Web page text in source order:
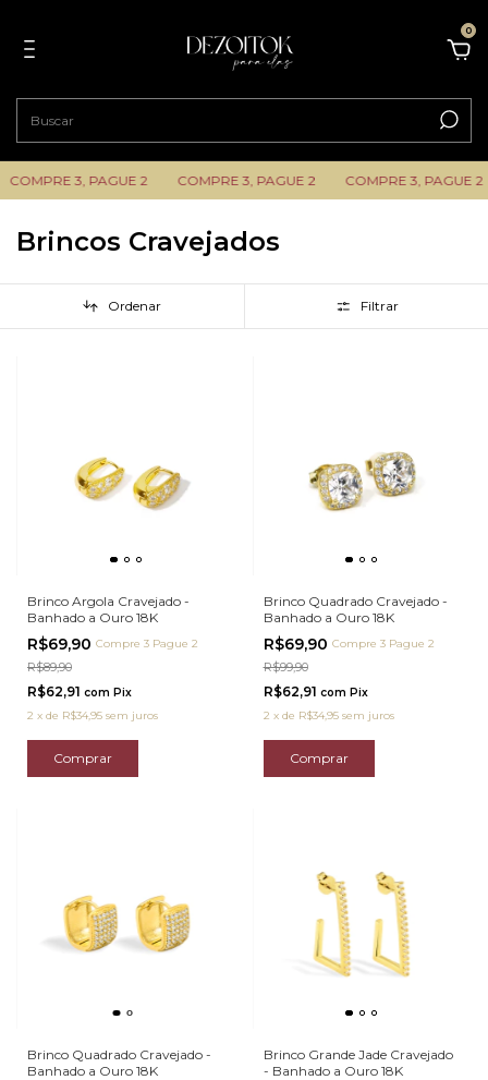
0
COMPRE 3, PAGUE 2 COMPRE 3, PAGUE 2 COMPRE 3, PAGUE 2
Brincos Cravejados
Ordenar Filtrar
Brinco Argola Cravejado -
Banhado a Ouro 18K
R$69,90 Compre 3 Pague 2
R$89,90
R$62,91 com Pix
2 x de R$34,95 sem juros
Brinco Quadrado Cravejado -
Banhado a Ouro 18K
R$69,90 Compre 3 Pague 2
R$99,90
R$62,91 com Pix
2 x de R$34,95 sem juros
Brinco Quadrado Cravejado -
Banhado a Ouro 18K
Brinco Grande Jade Cravejado
- Banhado a Ouro 18K